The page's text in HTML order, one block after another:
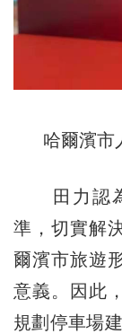
哈爾濱市
田力認為
準，切實解
爾濱市旅遊
意義。因此
規劃停車場